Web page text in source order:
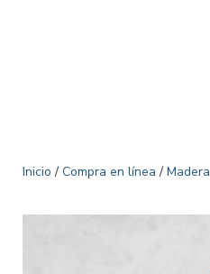
Inicio / Compra en línea / Madera